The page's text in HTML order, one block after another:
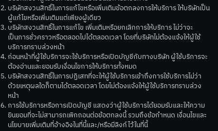
บริษัทสงวนสิทธิ์ในการแก้ไขหรือเพิ่มเติมข้อตกลงการให้บริการ ให้บริษัทเป็น
ผู้แก้ไขหรือเพิ่มเติมแต่เพียงผู้เดียว
บริษัทสงวนสิทธิ์ในการแก้ไข เพิ่มเติมหรือยกเลิกการให้บริการ ไม่ว่าจะ
เป็นการชั่วคราวหรือตลอดไปได้ตลอดเวลา โดยที่บริษัทไม่ต้องแจ้งให้ผู้ใช้
บริการทราบล่วงหน้า
ก่อนหน้าที่ผู้ใช้บริการจะใช้บริการหรือเปิดบัญชีกับทางบริษัท ผู้ใช้บริการจะ
ต้องอ่านและยอมรับเงื่อนไขการให้บริการทั้งหมด
บริษัทสงวนสิทธิ์ในการปฏิเสทที่จะให้ผู้ใช้บริการเข้าถึงการใช้บริการไม่ว่า
ด้วยเหตุผลใดก็ตามได้ตลอดเวลา โดยไม่ต้องแจ้งให้ผู้ใช้บริการทราบล่วง
หน้า
การใช้บริการหรือการเปิดบัญชี แสดงว่าผู้ใช้บริการได้ยอมรับและให้ความ
ยินยอมที่จะไม่สามารถเพิกถอนต่อข้อตกลงนี้ รวมถึงข้อกำหนด เงื่อนไขและ
นโยบายเพิ่มเติมที่อ้างอิงในที่นี้และ/หรือมีลิงก์ไว้ในที่นี้